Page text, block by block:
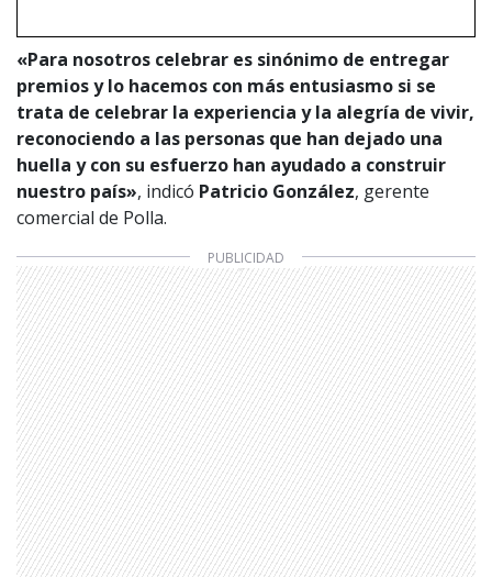
«Para nosotros celebrar es sinónimo de entregar
premios y lo hacemos con más entusiasmo si se
trata de celebrar la experiencia y la alegría de vivir,
reconociendo a las personas que han dejado una
huella y con su esfuerzo han ayudado a construir
nuestro país», indicó Patricio González, gerente
comercial de Polla.